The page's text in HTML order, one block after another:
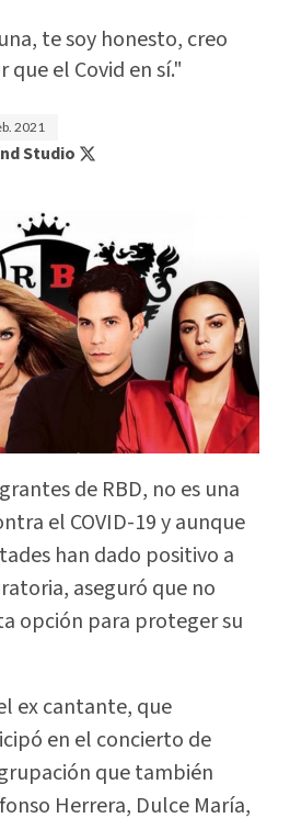
te soy honesto, creo
que el Covid en sí."
2021
Studio
de RBD, no es una
el COVID-19 y aunque
han dado positivo a
aseguró que no
opción para proteger su
ex cantante, que
en el concierto de
que también
Herrera, Dulce María,